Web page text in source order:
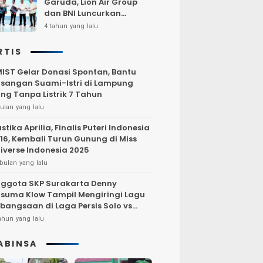
dan BNI Luncurkan
Program Terbang Hemat
4 tahun yang lalu
Gelar Donasi Spontan, Bantu
Suami-Istri di Lampung
Tanpa Listrik 7 Tahun
yang lalu
Aprilia, Finalis Puteri Indonesia
Kembali Turun Gunung di Miss
Indonesia 2025
yang lalu
SKP Surakarta Denny
Klow Tampil Mengiringi Lagu
di Laga Persis Solo vs
Jakarta
yang lalu